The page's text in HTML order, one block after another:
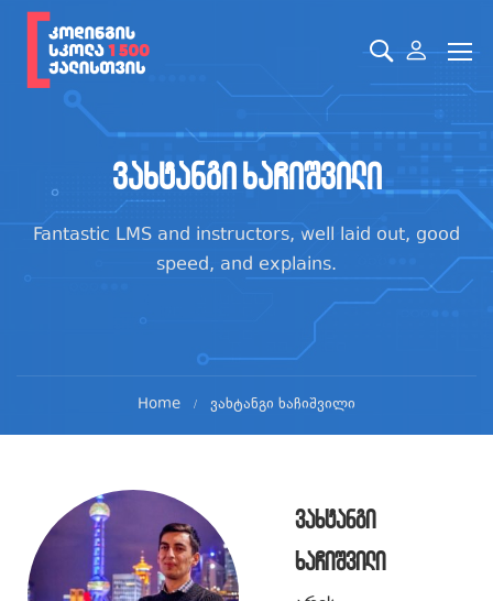
ვახტანგი ხაჩიშვილი
Fantastic LMS and instructors, well laid out, good
speed, and explains.
Home ვახტანგი ხაჩიშვილი
ვახტანგი
ხაჩიშვილი